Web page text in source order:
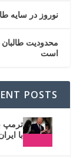
نوروز در سایه
محدودیت
است
POSTS
ترمپ
با